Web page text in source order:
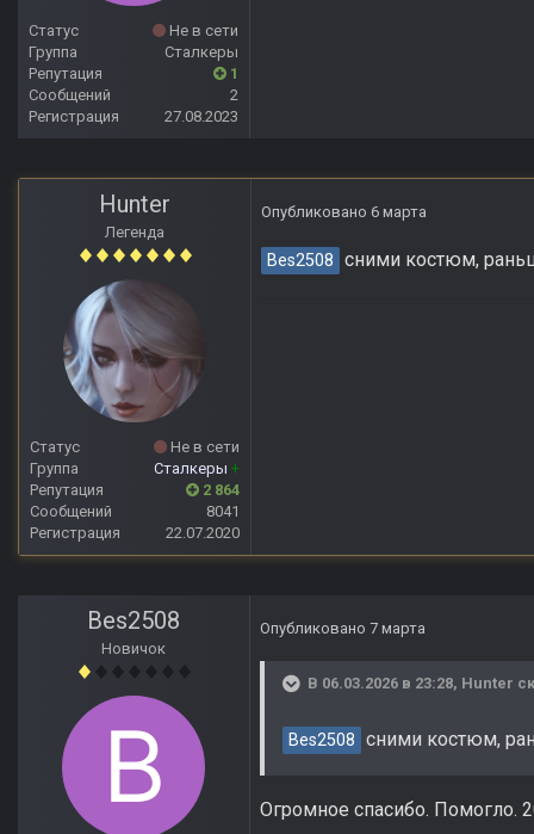
Статус
Не в сети
Группа
Сталкеры
Репутация
1
Сообщений
2
Регистрация
27.08.2023
Hunter
Легенда
Статус
Не в сети
Группа
Сталкеры +
Репутация
2 864
Сообщений
8041
Регистрация
22.07.2020
Опубликовано 6 марта
Bes2508 сними костюм,
Bes2508
Новичок
Опубликовано 7 марта
В 06.03.2026 в 23:28, Hunter
Bes2508 сними костюм,
Огромное спасибо. Помогло.